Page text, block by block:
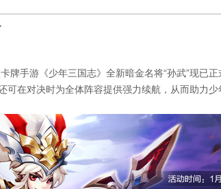
手游《少年三国志》全新暗金名将“孙武”现已正
可在对决时为全体阵容提供强力续航，从而助力少